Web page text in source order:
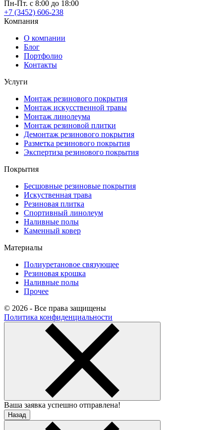
Пн-Пт. с 8:00 до 18:00
+7 (3452) 606-238
Компания
О компании
Блог
Портфолио
Контакты
Услуги
Монтаж резинового покрытия
Монтаж искусственной травы
Монтаж линолеума
Монтаж резиновой плитки
Демонтаж резинового покрытия
Разметка резинового покрытия
Экспертиза резинового покрытия
Покрытия
Бесшовные резиновые покрытия
Искуственная трава
Резиновая плитка
Спортивный линолеум
Наливные полы
Каменный ковер
Материалы
Полиуретановое связующее
Резиновая крошка
Наливные полы
Прочее
© 2026 - Все права защищены
Политика конфиденциальности
Ваша заявка успешно отправлена!
Назад